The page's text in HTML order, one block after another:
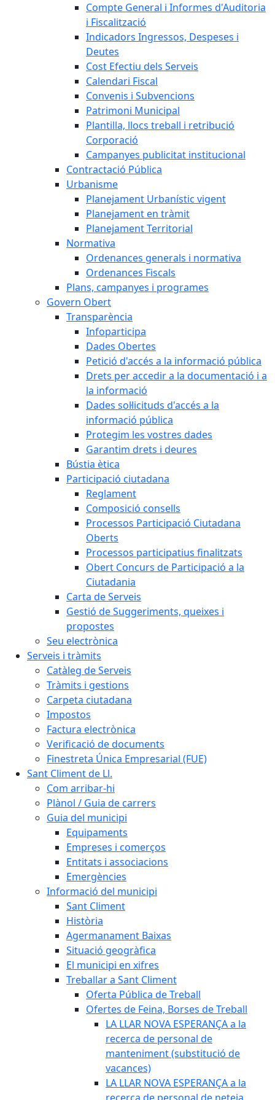
Compte General i Informes d'Auditoria
i Fiscalització
Indicadors Ingressos, Despeses i
Deutes
Cost Efectiu dels Serveis
Calendari Fiscal
Convenis i Subvencions
Patrimoni Municipal
Plantilla, llocs treball i retribució
Corporació
Campanyes publicitat institucional
Contractació Pública
Urbanisme
Planejament Urbanístic vigent
Planejament en tràmit
Planejament Territorial
Normativa
Ordenances generals i normativa
Ordenances Fiscals
Plans, campanyes i programes
Govern Obert
Transparència
Infoparticipa
Dades Obertes
Petició d'accés a la informació pública
Drets per accedir a la documentació i a
la informació
Dades sol·licituds d'accés a la
informació pública
Protegim les vostres dades
Garantim drets i deures
Bústia ètica
Participació ciutadana
Reglament
Composició consells
Processos Participació Ciutadana
Oberts
Processos participatius finalitzats
Obert Concurs de Participació a la
Ciutadania
Carta de Serveis
Gestió de Suggeriments, queixes i
propostes
Seu electrònica
Serveis i tràmits
Catàleg de Serveis
Tràmits i gestions
Carpeta ciutadana
Impostos
Factura electrònica
Verificació de documents
Finestreta Única Empresarial (FUE)
Sant Climent de Ll.
Com arribar-hi
Plànol / Guia de carrers
Guia del municipi
Equipaments
Empreses i comerços
Entitats i associacions
Emergències
Informació del municipi
Sant Climent
Història
Agermanament Baixas
Situació geogràfica
El municipi en xifres
Treballar a Sant Climent
Oferta Pública de Treball
Ofertes de Feina, Borses de Treball
LA LLAR NOVA ESPERANÇA a la
recerca de personal de
manteniment (substitució de
vacances)
LA LLAR NOVA ESPERANÇA a la